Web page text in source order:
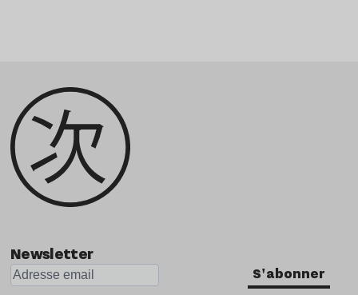
Newsletter
S'abonner